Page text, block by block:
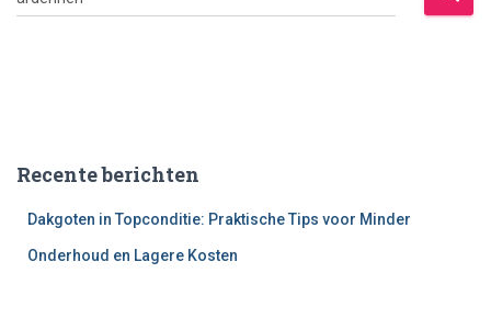
naar:
Recente berichten
Dakgoten in Topconditie: Praktische Tips voor Minder
Onderhoud en Lagere Kosten